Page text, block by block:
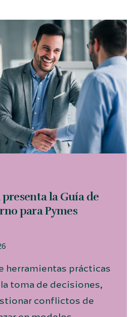
la Guía de
para Pymes
herramientas prácticas
toma de decisiones,
conflictos de